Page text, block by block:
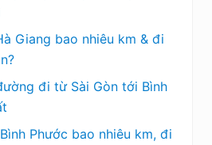
Giang bao nhiêu km & đi
đi từ Sài Gòn tới Bình
Phước bao nhiêu km, đi